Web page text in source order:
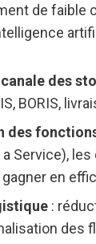
de faible
des
BORIS,
des
a Service),
en
:
des